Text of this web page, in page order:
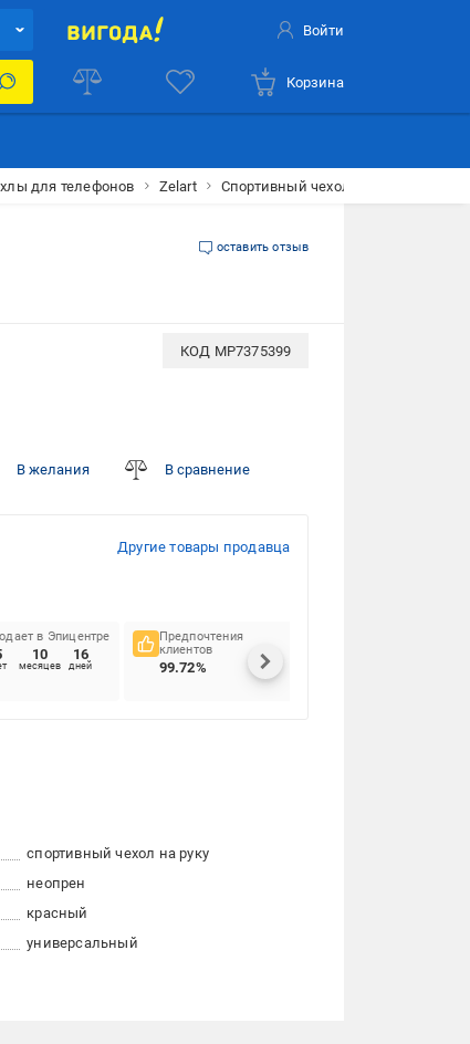
Войти
Корзина
для телефонов Zelart Спортивный чехол для телефона
оставить отзыв
КОД MP7375399
В желания В сравнение
Другие товары продавца
в Эпицентре
10
месяцев
16
дней
Предпочтения
клиентов
99.72%
спортивный чехол на руку
неопрен
красный
универсальный